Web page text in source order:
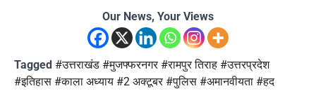
Our News, Your Views
Tagged #उत्तराखंड #मुजफ्फरनगर #रामपुर तिराह #उत्तरप्रदेश
#इतिहास #काला अध्याय #2 अक्टूबर #पुलिस #अमानवीयता #हद